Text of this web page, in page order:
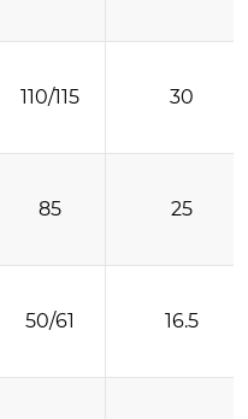
110/115 30
85 25
50/61 16.5